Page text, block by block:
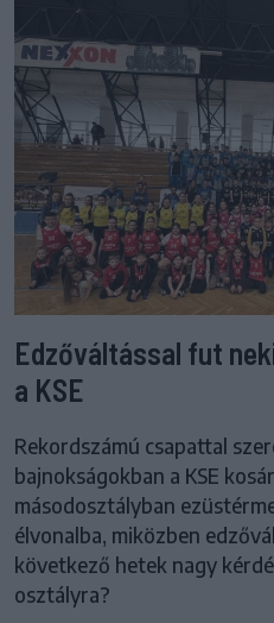
Edzőváltással fut
a KSE
Rekordszámú csapattal
bajnokságokban a KSE
másodosztályban
élvonalba, miközben
következő hetek nagy
osztályra?